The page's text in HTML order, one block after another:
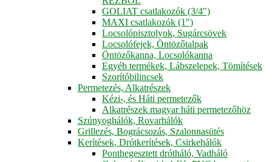
GOLIAT csatlakozók (3/4")
MAXI csatlakozók (1")
Locsolópisztolyok, Sugárcsövek
Locsolófejek, Öntözőtalpak
Öntözőkanna, Locsolókanna
Egyéb termékek, Lábszelepek, Tömítések
Szorítóbilincsek
Permetezés, Alkatrészek
Kézi-, és Háti permetezők
Alkatrészek magyar háti permetezőhöz
Szúnyoghálók, Rovarhálók
Grillezés, Bográcsozás, Szalonnasütés
Kerítések, Drótkerítések, Csirkehálók
Ponthegesztett drótháló, Vadháló